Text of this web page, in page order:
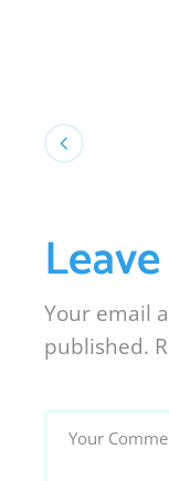
Your email
published.